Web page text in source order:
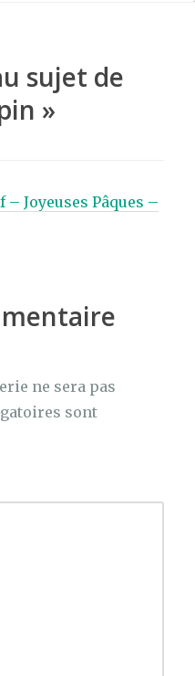
sujet de
»
– Joyeuses Pâques –
ne sera pas
sont